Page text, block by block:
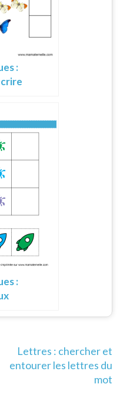
:
:
Lettres : chercher et
entourer les lettres du
mot